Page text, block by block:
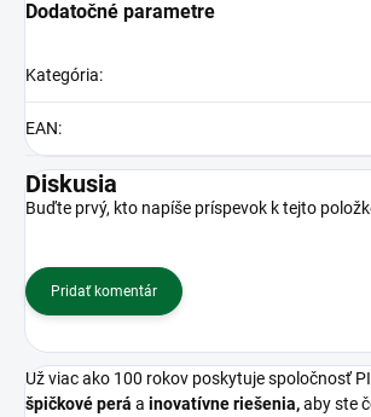
Dodatočné parametre
Kategória:
EAN:
Diskusia
Buďte prvý, kto napíše príspevok k tejto
Pridať komentár
Už viac ako 100 rokov poskytuje spoločnosť
špičkové perá a inovatívne riešenia,aby ste